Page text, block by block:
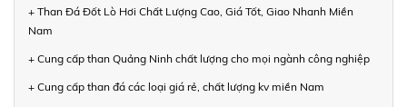
+ Than Đá Đốt Lò Hơi Chất Lượng Cao, Giá Tốt, Giao Nhanh Miền
Nam
+ Cung cấp than Quảng Ninh chất lượng cho mọi ngành công nghiệp
+ Cung cấp than đá các loại giá rẻ, chất lượng kv miền Nam